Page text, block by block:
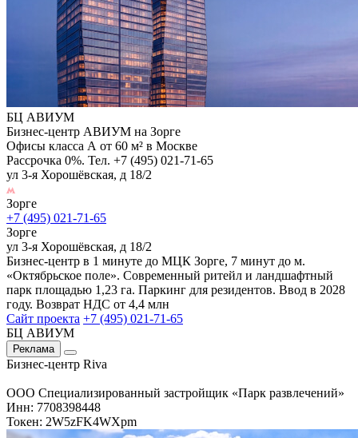
БЦ АВИУМ
Бизнес-центр АВИУМ на Зорге
Офисы класса А от 60 м² в Москве
Рассрочка 0%. Тел. +7 (495) 021-71-65
ул 3-я Хорошёвская, д 18/2
Зорге
+7 (495) 021-71-65
Зорге
ул 3-я Хорошёвская, д 18/2
Бизнес-центр в 1 минуте до МЦК Зорге, 7 минут до м.
«Октябрьское поле». Современный ритейл и ландшафтный
парк площадью 1,23 га. Паркинг для резидентов. Ввод в 2028
году. Возврат НДС от 4,4 млн
Сайт проекта +7 (495) 021-71-65
БЦ АВИУМ
Реклама
Бизнес-центр Riva
ООО Специализированный застройщик «Парк развлечений»
Инн: 7708398448
Токен: 2W5zFK4WXpm